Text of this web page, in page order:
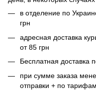
в отделение по
грн
адресная доставка
от 85 грн
Бесплатная доставка
при сумме заказа
отправки + по